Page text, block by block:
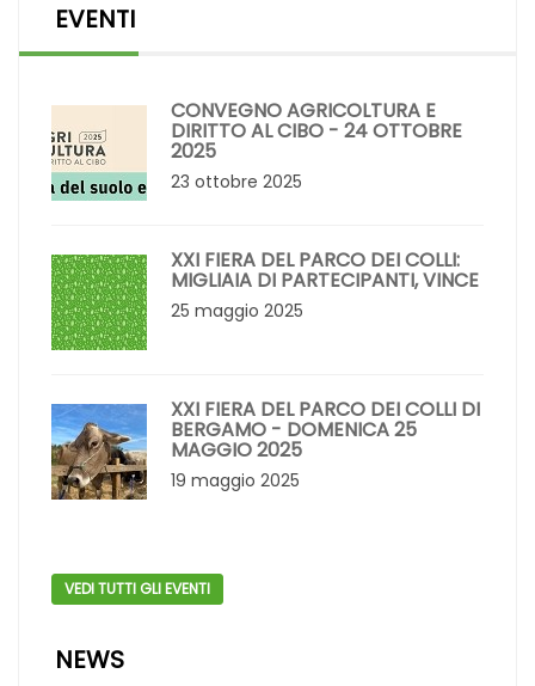
EVENTI
CONVEGNO AGRICOLTURA E
DIRITTO AL CIBO - 24 OTTOBRE
2025
23 ottobre 2025
XXI FIERA DEL PARCO DEI COLLI:
MIGLIAIA DI PARTECIPANTI, VINCE
25 maggio 2025
XXI FIERA DEL PARCO DEI COLLI DI
BERGAMO - DOMENICA 25
MAGGIO 2025
19 maggio 2025
VEDI TUTTI GLI EVENTI
NEWS